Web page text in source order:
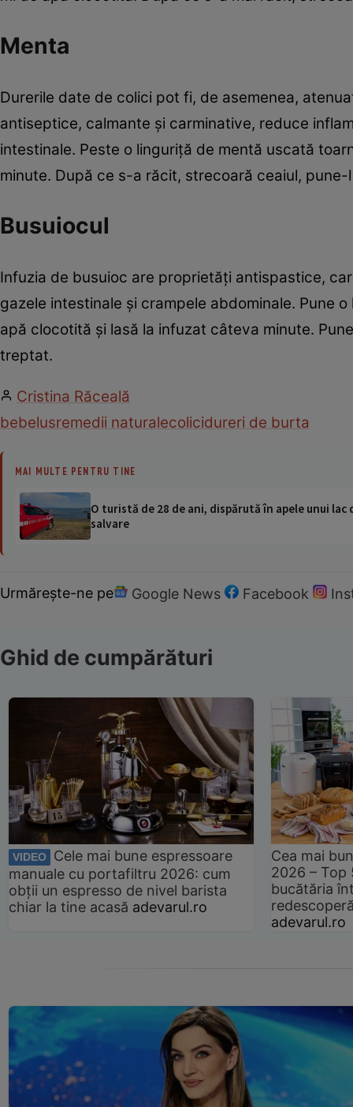
Menta
Durerile date de colici pot fi, de asemenea,
antiseptice, calmante şi carminative, reduce
intestinale. Peste o linguriţă de mentă uscată
minute. După ce s-a răcit, strecoară ceaiul,
Busuiocul
Infuzia de busuioc are proprietăţi antispastice,
gazele intestinale şi crampele abdominale. Pune
apă clocotită şi lasă la infuzat câteva minute.
treptat.
Cristina Răceală
bebelusremedii naturalecolicidureri de burta
MAI MULTE PENTRU TINE
O turistă de 28 de ani, dispărută în apele unui
salvare
Urmărește-ne pe Google News Facebook
Ghid de cumpărături
VIDEO
Cele mai bune espressoare
manuale cu portafiltru 2026: cum
obții un espresso de nivel barista
chiar la tine acasă adevarul.ro
Cea mai
2026 –
bucătăria
adevarul.ro